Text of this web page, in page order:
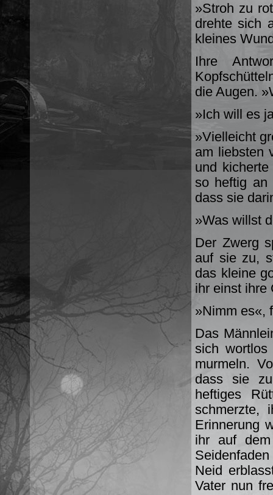
»Stroh zu
drehte sich
kleines
Ihre
die Augen.
»Ich will es
»Vielleicht
am liebsten
und
so heftig an
dass sie
»Was willst
Der Zwerg
auf sie zu,
das kleine
ihr einst ihre
»Nimm es«,
Das
sich wortlos
murmeln.
dass sie
heftiges
schmerzte,
Erinnerung
ihr auf
Neid
Vater nun